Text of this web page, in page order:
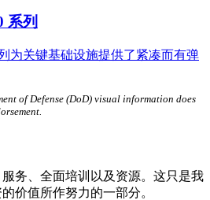
系列
列为关键基础设施提供了紧凑而有弹
of Defense (DoD) visual information does
务、全面培训以及资源。这只是我
价值所作努力的一部分。